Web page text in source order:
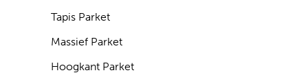
Tapis Parket
Massief Parket
Hoogkant Parket